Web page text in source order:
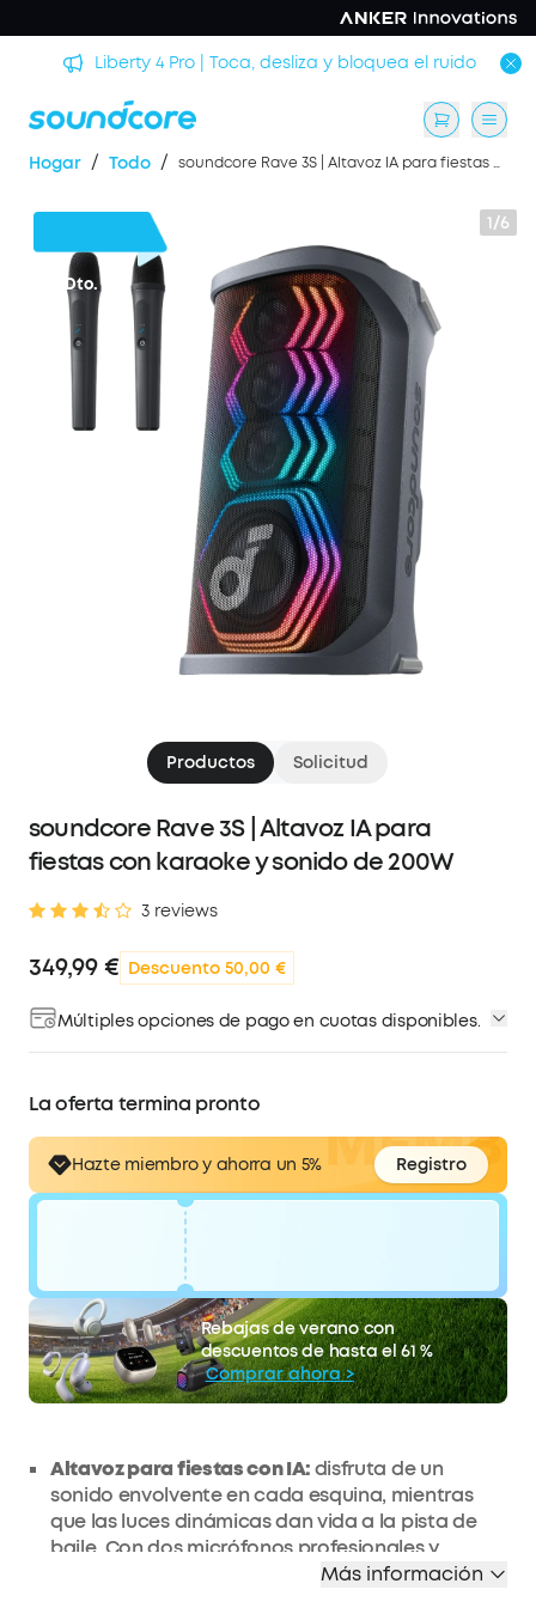
Liberty 4 Pro | Toca, desliza y bloquea el ruido
Hogar / Todo / soundcore Rave 3S | Altavoz IA para fiestas con karaoke y sonido de 200W
1/6
Dto.
Productos Solicitud
soundcore Rave 3S | Altavoz IA para
fiestas con karaoke y sonido de 200W
3 reviews
349,99 € Descuento 50,00 €
Múltiples opciones de pago en cuotas disponibles.
La oferta termina pronto
Hazte miembro y ahorra un 5% Registro
50 €
Descuento
código:WS24RO19DW0I
La oferta termina pronto.
COPIAR
Rebajas de verano con
descuentos de hasta el 61 %
Comprar ahora >
Altavoz para fiestas con IA:disfruta de un
sonido envolvente en cada esquina, mientras
que las luces dinámicas dan vida a la pista de
baile. Con dos micrófonos profesionales y
eliminación de voz mediante IA, cantar tus
Más información